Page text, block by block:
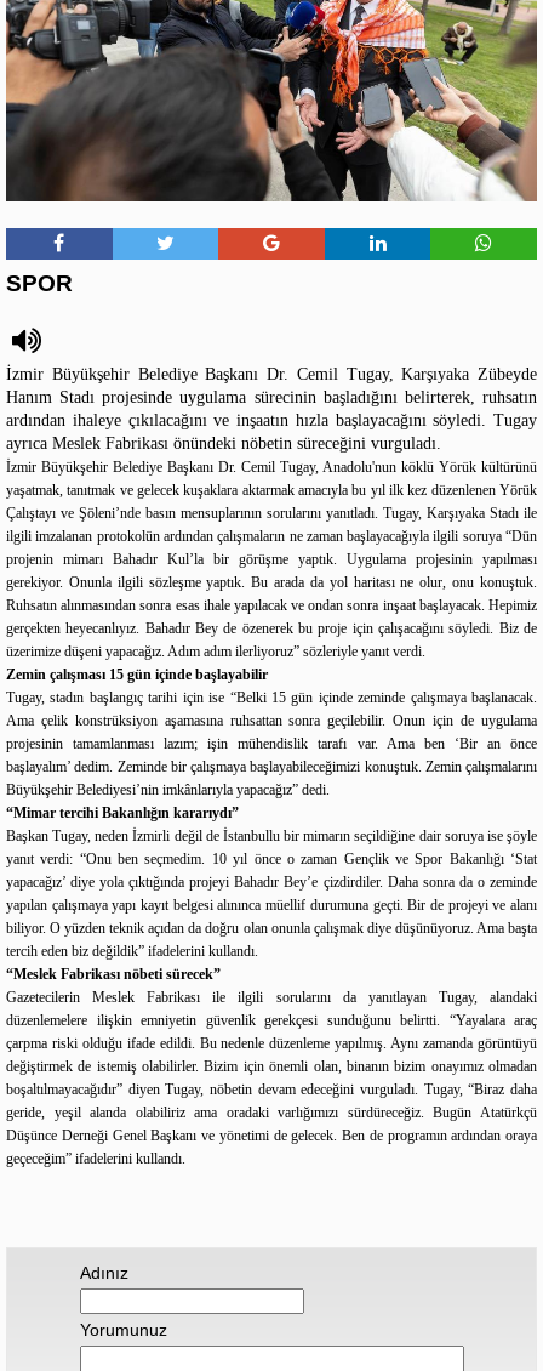
SPOR
İzmir Büyükşehir Belediye Başkanı Dr. Cemil Tugay, Karşıyaka Zübeyde
Hanım Stadı projesinde uygulama sürecinin başladığını belirterek, ruhsatın
ardından ihaleye çıkılacağını ve inşaatın hızla başlayacağını söyledi. Tugay
ayrıca Meslek Fabrikası önündeki nöbetin süreceğini vurguladı.
İzmir Büyükşehir Belediye Başkanı Dr. Cemil Tugay, Anadolu'nun köklü Yörük kültürünü
yaşatmak, tanıtmak ve gelecek kuşaklara aktarmak amacıyla bu yıl ilk kez düzenlenen Yörük
Çalıştayı ve Şöleni’nde basın mensuplarının sorularını yanıtladı. Tugay, Karşıyaka Stadı ile
ilgili imzalanan protokolün ardından çalışmaların ne zaman başlayacağıyla ilgili soruya “Dün
projenin mimarı Bahadır Kul’la bir görüşme yaptık. Uygulama projesinin yapılması
gerekiyor. Onunla ilgili sözleşme yaptık. Bu arada da yol haritası ne olur, onu konuştuk.
Ruhsatın alınmasından sonra esas ihale yapılacak ve ondan sonra inşaat başlayacak. Hepimiz
gerçekten heyecanlıyız. Bahadır Bey de özenerek bu proje için çalışacağını söyledi. Biz de
üzerimize düşeni yapacağız. Adım adım ilerliyoruz” sözleriyle yanıt verdi.
Zemin çalışması 15 gün içinde başlayabilir
Tugay, stadın başlangıç tarihi için ise “Belki 15 gün içinde zeminde çalışmaya başlanacak.
Ama çelik konstrüksiyon aşamasına ruhsattan sonra geçilebilir. Onun için de uygulama
projesinin tamamlanması lazım; işin mühendislik tarafı var. Ama ben ‘Bir an önce
başlayalım’ dedim. Zeminde bir çalışmaya başlayabileceğimizi konuştuk. Zemin çalışmalarını
Büyükşehir Belediyesi’nin imkânlarıyla yapacağız” dedi.
“Mimar tercihi Bakanlığın kararıydı”
Başkan Tugay, neden İzmirli değil de İstanbullu bir mimarın seçildiğine dair soruya ise şöyle
yanıt verdi: “Onu ben seçmedim. 10 yıl önce o zaman Gençlik ve Spor Bakanlığı ‘Stat
yapacağız’ diye yola çıktığında projeyi Bahadır Bey’e çizdirdiler. Daha sonra da o zeminde
yapılan çalışmaya yapı kayıt belgesi alınınca müellif durumuna geçti. Bir de projeyi ve alanı
biliyor. O yüzden teknik açıdan da doğru olan onunla çalışmak diye düşünüyoruz. Ama başta
tercih eden biz değildik” ifadelerini kullandı.
“Meslek Fabrikası nöbeti sürecek”
Gazetecilerin Meslek Fabrikası ile ilgili sorularını da yanıtlayan Tugay, alandaki
düzenlemelere ilişkin emniyetin güvenlik gerekçesi sunduğunu belirtti. “Yayalara araç
çarpma riski olduğu ifade edildi. Bu nedenle düzenleme yapılmış. Aynı zamanda görüntüyü
değiştirmek de istemiş olabilirler. Bizim için önemli olan, binanın bizim onayımız olmadan
boşaltılmayacağıdır” diyen Tugay, nöbetin devam edeceğini vurguladı. Tugay, “Biraz daha
geride, yeşil alanda olabiliriz ama oradaki varlığımızı sürdüreceğiz. Bugün Atatürkçü
Düşünce Derneği Genel Başkanı ve yönetimi de gelecek. Ben de programın ardından oraya
geçeceğim” ifadelerini kullandı.
Adınız
Yorumunuz